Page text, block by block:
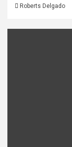
Roberts Delgado